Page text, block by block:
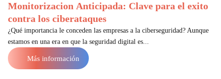
Monitorizacion Anticipada: Clave para el exito
contra los ciberataques
¿Qué importancia le conceden las empresas a la ciberseguridad? Aunque
estamos en una era en que la seguridad digital es...
Más información